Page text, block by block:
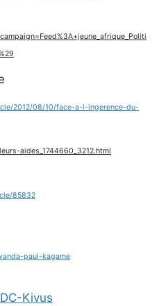
2012/08/10/face-a-l-ingerence-du-
aides_1744660_3212.html
85832
paul-kagame
Kivus